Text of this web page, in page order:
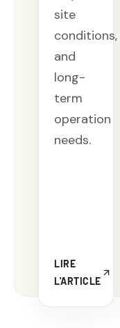
site
conditions,
and
long-
term
operation
needs.
LIRE
L'ARTICLE